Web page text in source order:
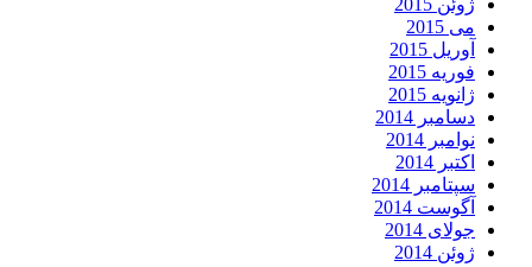
ژوئن 2015
می 2015
آوریل 2015
فوریه 2015
ژانویه 2015
دسامبر 2014
نوامبر 2014
اکتبر 2014
سپتامبر 2014
آگوست 2014
جولای 2014
ژوئن 2014